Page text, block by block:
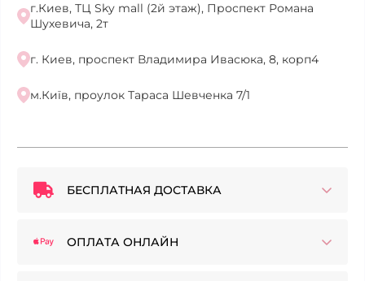
г.Киев, ТЦ Sky mall (2й этаж), Проспект Романа
Шухевича, 2т
г. Киев, проспект Владимира Ивасюка, 8, корп4
м.Київ, проулок Тараса Шевченка 7/1
БЕСПЛАТНАЯ ДОСТАВКА
ОПЛАТА ОНЛАЙН